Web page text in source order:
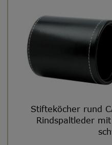
Stifteköcher rund
Rindspaltleder